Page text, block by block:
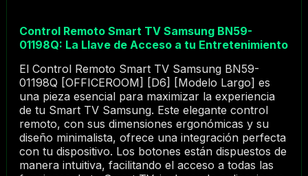
Control Remoto Smart TV Samsung BN59-
01198Q: La Llave de Acceso a tu Entretenimiento
El Control Remoto Smart TV Samsung BN59-
01198Q [OFFICEROOM] [D6] [Modelo Largo] es
una pieza esencial para maximizar la experiencia
de tu Smart TV Samsung. Este elegante control
remoto, con sus dimensiones ergonómicas y su
diseño minimalista, ofrece una integración perfecta
con tu dispositivo. Los botones están dispuestos de
manera intuitiva, facilitando el acceso a todas las